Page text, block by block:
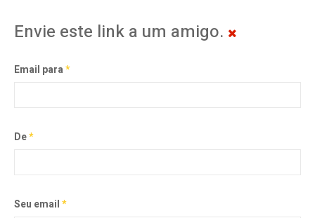
Envie este link a um amigo.
Email para*
De*
Seu email*